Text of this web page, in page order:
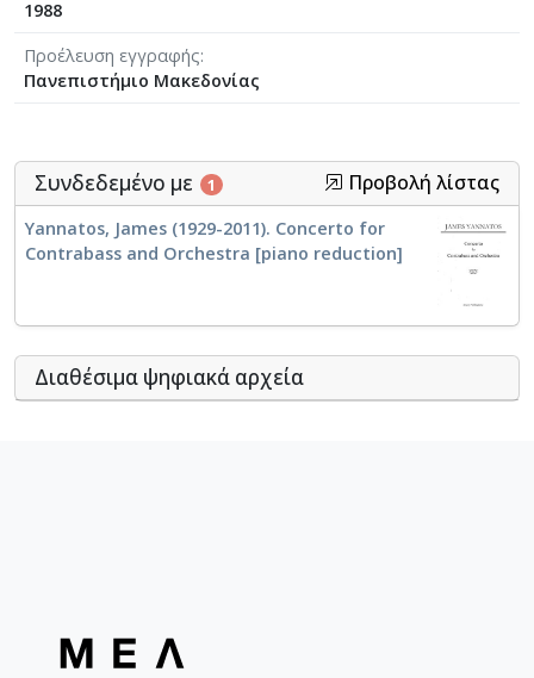
1988
Προέλευση εγγραφής
Πανεπιστήμιο Μακεδονίας
Συνδεδεμένο με 1 Προβολή λίστας
Yannatos, James (1929-2011). Concerto for
Contrabass and Orchestra [piano reduction]
Διαθέσιμα ψηφιακά αρχεία